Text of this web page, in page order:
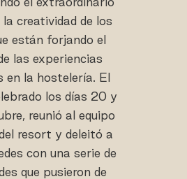
creatividad de los
están forjando el
las experiencias
en la hostelería. El
los días 20 y
reunió al equipo
resort y deleitó a
con una serie de
que pusieron de